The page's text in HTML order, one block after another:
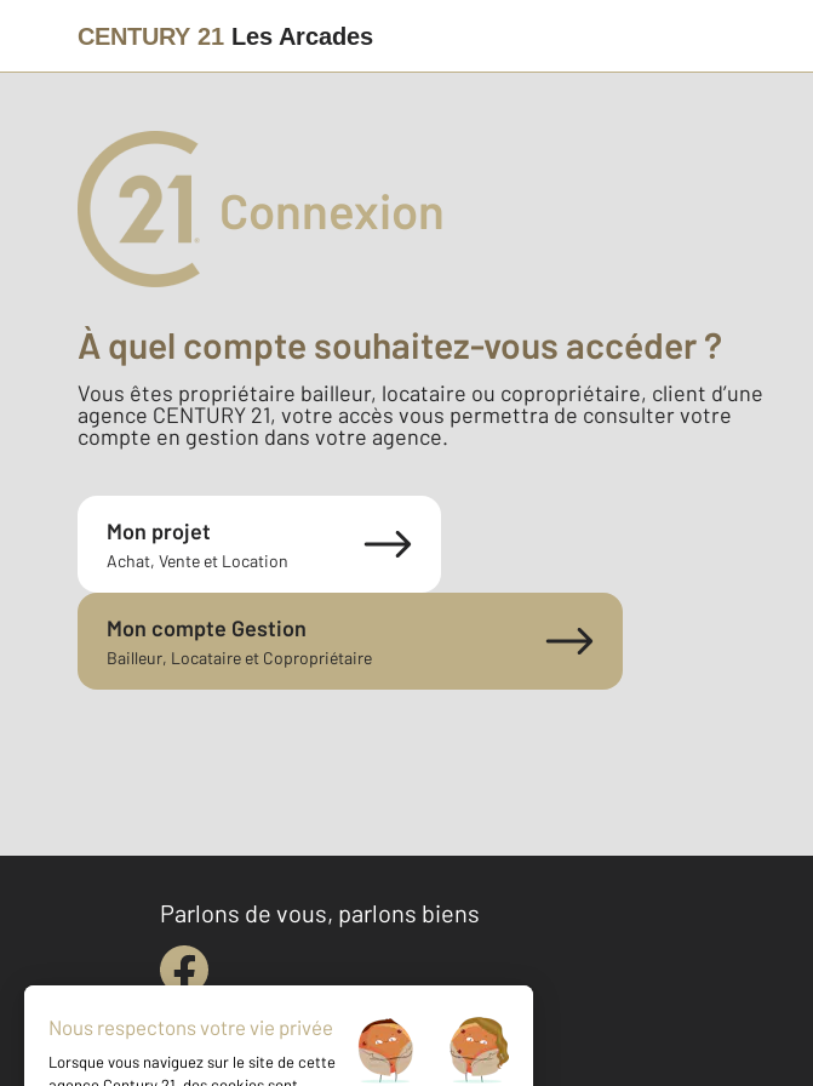
CENTURY 21 Les Arcades
Connexion
À quel compte souhaitez-vous accéder ?
Vous êtes propriétaire bailleur, locataire ou copropriétaire, client d’une
agence CENTURY 21, votre accès vous permettra de consulter votre
compte en gestion dans votre agence.
Mon projet
Achat, Vente et Location
Mon compte Gestion
Bailleur, Locataire et Copropriétaire
Parlons de vous, parlons biens